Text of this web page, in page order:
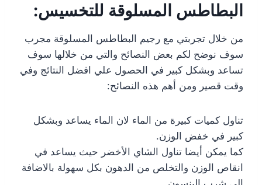
البطاطس المسلوقة للتخسيس:
من خلال تجربتي مع رجيم البطاطس المسلوقة مجرب
سوف نوضح لكم بعض النصائح والتي من خلالها سوف
تساعد وبشكل كبير في الحصول علي افضل النتائج وفي
وقت قصير ومن أهم هذه النصائح:
تناول كميات كبيرة من الماء لان الماء يساعد وبشكل
كبير في خفض الوزن.
كما يمكن أيضا تناول الشاي الأخضر حيث يساعد في
انقاص الوزن والتخلص من الدهون بكل سهولة بالاضافة